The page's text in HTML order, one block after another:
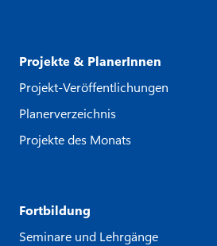
Projekte & PlanerInnen
Projekt-Veröffentlichungen
Planerverzeichnis
Projekte des Monats
Fortbildung
Seminare und Lehrgänge